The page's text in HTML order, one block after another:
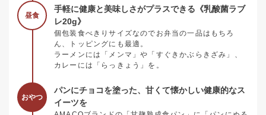
昼食
手軽に健康と美味しさがプラスできる《乳酸菌ラブ
レ20g》
個包装食べきりサイズなのでお弁当の一品はもちろ
ん、トッピングにも最適。
ラーメンには「メンマ」や「すぐきかぶらきざみ」、
カレーには「らっきょう」を。
おやつ
パンにチョコを塗った、甘くて懐かしい健康的なス
イーツを